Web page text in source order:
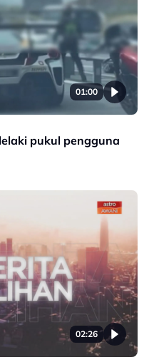
01:00
pukul pengguna
02:26